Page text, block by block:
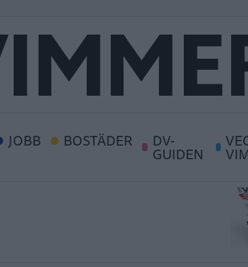
JOBB BOSTÄDER DV-
GUIDEN